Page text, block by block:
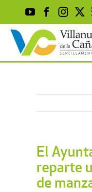
content
YouTubeFacebook
X
El
reparte
de